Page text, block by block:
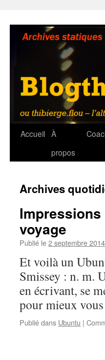
contenu
Accueil À
propos
Archives
voyage
Publié le2 septembre 2014
Et voilà un
Smissey : n. m.
en écrivant, se
pour mieux
Publié dans Ubuntu |